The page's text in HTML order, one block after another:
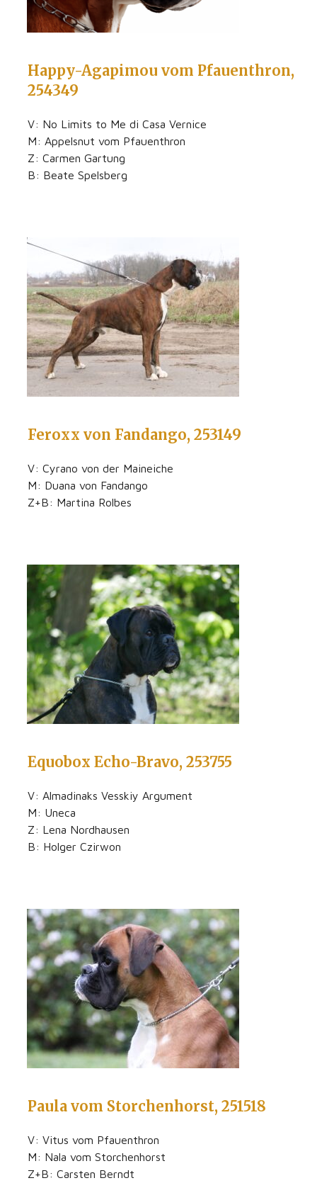
Happy-Agapimou vom Pfauenthron,
254349
V: No Limits to Me di Casa Vernice
M: Appelsnut vom Pfauenthron
Z: Carmen Gartung
B: Beate Spelsberg
Feroxx von Fandango, 253149
V: Cyrano von der Maineiche
M: Duana von Fandango
Z+B: Martina Rolbes
Equobox Echo-Bravo, 253755
V: Almadinaks Vesskiy Argument
M: Uneca
Z: Lena Nordhausen
B: Holger Czirwon
Paula vom Storchenhorst, 251518
V: Vitus vom Pfauenthron
M: Nala vom Storchenhorst
Z+B: Carsten Berndt